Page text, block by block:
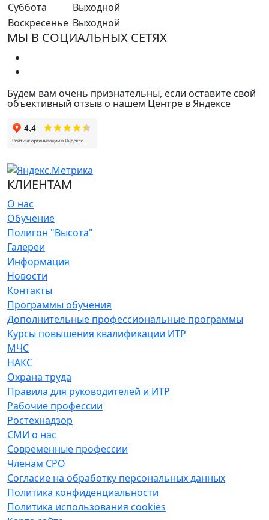
Суббота
Выходной
Воскресенье Выходной
МЫ В СОЦИАЛЬНЫХ СЕТЯХ
Будем вам очень признательны, если оставите свой
объективный отзыв о нашем Центре в Яндексе
КЛИЕНТАМ
О нас
Обучение
Полигон "Высота"
Галереи
Информация
Новости
Контакты
Программы обучения
Дополнительные профессиональные программы
Курсы повышения квалификации ИТР
МЧС
НАКС
Охрана труда
Правила для руководителей и ИТР
Рабочие профессии
Ростехнадзор
СМИ о нас
Современные профессии
Членам СРО
Согласие на обработку персональных данных
Политика конфиденциальности
Политика использования cookies